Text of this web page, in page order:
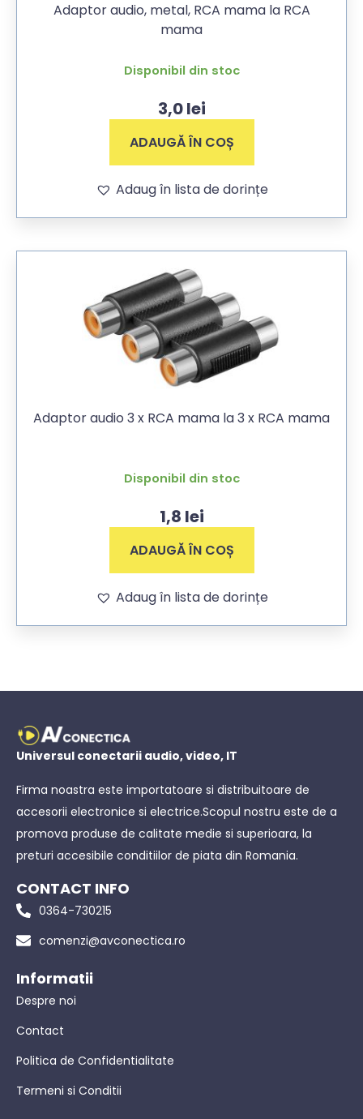
Adaptor audio, metal, RCA mama la RCA
mama
Disponibil din stoc
3,0lei
ADAUGĂ ÎN COȘ
Adaug în lista de dorințe
Adaptor audio 3 x RCA mama la 3 x RCA mama
Disponibil din stoc
1,8 lei
ADAUGĂ ÎN COȘ
Adaug în lista de dorințe
Universul conectarii audio, video, IT
Firma noastra este importatoare si distribuitoare de
accesorii electronice si electrice.Scopul nostru este de a
promova produse de calitate medie si superioara, la
preturi accesibile conditiilor de piata din Romania.
CONTACT INFO
0364-730215
comenzi@avconectica.ro
Informatii
Despre noi
Contact
Politica de Confidentialitate
Termeni si Conditii